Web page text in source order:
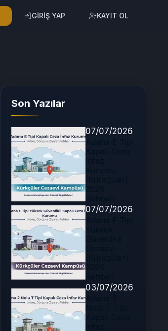
GİRİŞ YAP KAYIT OL
Son Yazılar
07/07/2026
07/07/2026
03/07/2026